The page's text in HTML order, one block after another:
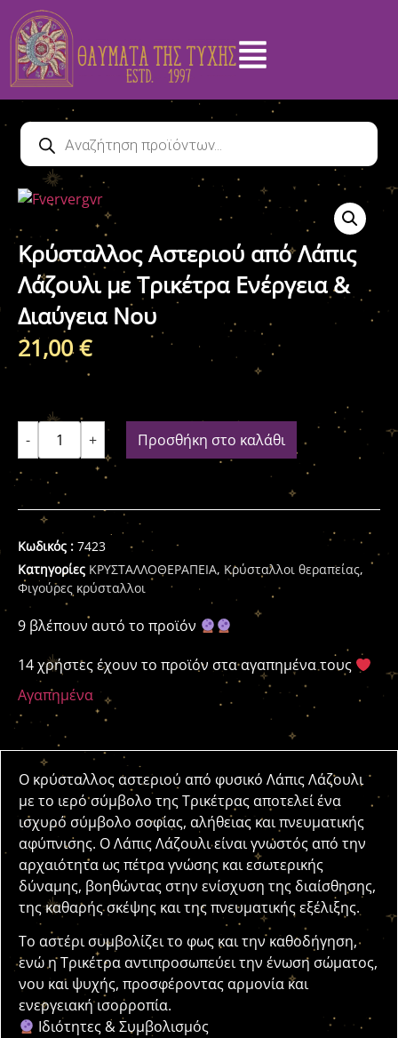
Κρύσταλλος Αστεριού από Λάπις
Λάζουλι με Τρικέτρα Ενέργεια &
Διαύγεια Νου
21,00€
- + Προσθήκη στο καλάθι
Κωδικός : 7423
Κατηγορίες ΚΡΥΣΤΑΛΛΟΘΕΡΑΠΕΙΑ, Κρύσταλλοι θεραπείας,
Φιγούρες κρύσταλλοι
9 βλέπουν αυτό το προϊόν
14 χρήστες έχουν το προϊόν στα αγαπημένα τους
Αγαπημένα
Ο κρύσταλλος αστεριού από φυσικό Λάπις Λάζουλι
με το ιερό σύμβολο της Τρικέτρας αποτελεί ένα
ισχυρό σύμβολο σοφίας, αλήθειας και πνευματικής
αφύπνισης. Ο Λάπις Λάζουλι είναι γνωστός από την
αρχαιότητα ως πέτρα γνώσης και εσωτερικής
δύναμης, βοηθώντας στην ενίσχυση της διαίσθησης,
της καθαρής σκέψης και της πνευματικής εξέλιξης.
Το αστέρι συμβολίζει το φως και την καθοδήγηση,
ενώ η Τρικέτρα αντιπροσωπεύει την ένωση σώματος,
νου και ψυχής, προσφέροντας αρμονία και
ενεργειακή ισορροπία.
Ιδιότητες & Συμβολισμός